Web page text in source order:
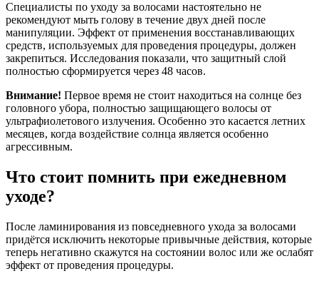
Специалисты по уходу за волосами настоятельно не
рекомендуют мыть голову в течение двух дней после
манипуляции. Эффект от применения восстанавливающих
средств, используемых для проведения процедуры, должен
закрепиться. Исследования показали, что защитный слой
полностью сформируется через 48 часов.
Внимание! Первое время не стоит находиться на солнце без
головного убора, полностью защищающего волосы от
ультрафиолетового излучения. Особенно это касается летних
месяцев, когда воздействие солнца является особенно
агрессивным.
Что стоит помнить при ежедневном
уходе?
После ламинирования из повседневного ухода за волосами
придётся исключить некоторые привычные действия, которые
теперь негативно скажутся на состоянии волос или же ослабят
эффект от проведения процедуры.